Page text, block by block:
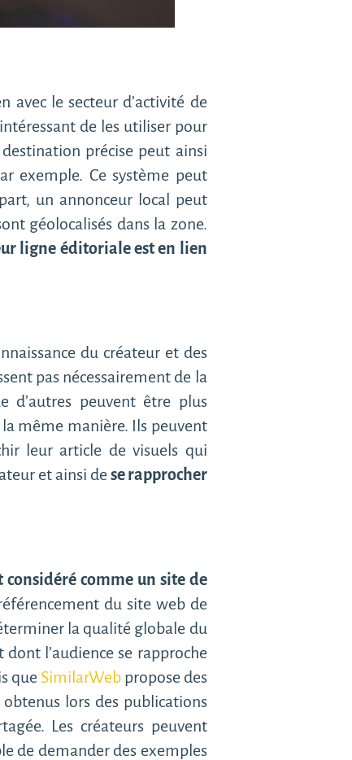
avec le secteur d’activité de
de les utiliser pour
précise peut ainsi
exemple. Ce système peut
un annonceur local peut
géolocalisés dans la zone.
ligne éditoriale est en lien
du créateur et des
pas nécessairement de la
d’autres peuvent être plus
même manière. Ils peuvent
leur article de visuels qui
et ainsi dese rapprocher
comme un site de
du site web de
la qualité globale du
l’audience se rapproche
que SimilarWebpropose des
lors des publications
Les créateurs peuvent
de demander des exemples